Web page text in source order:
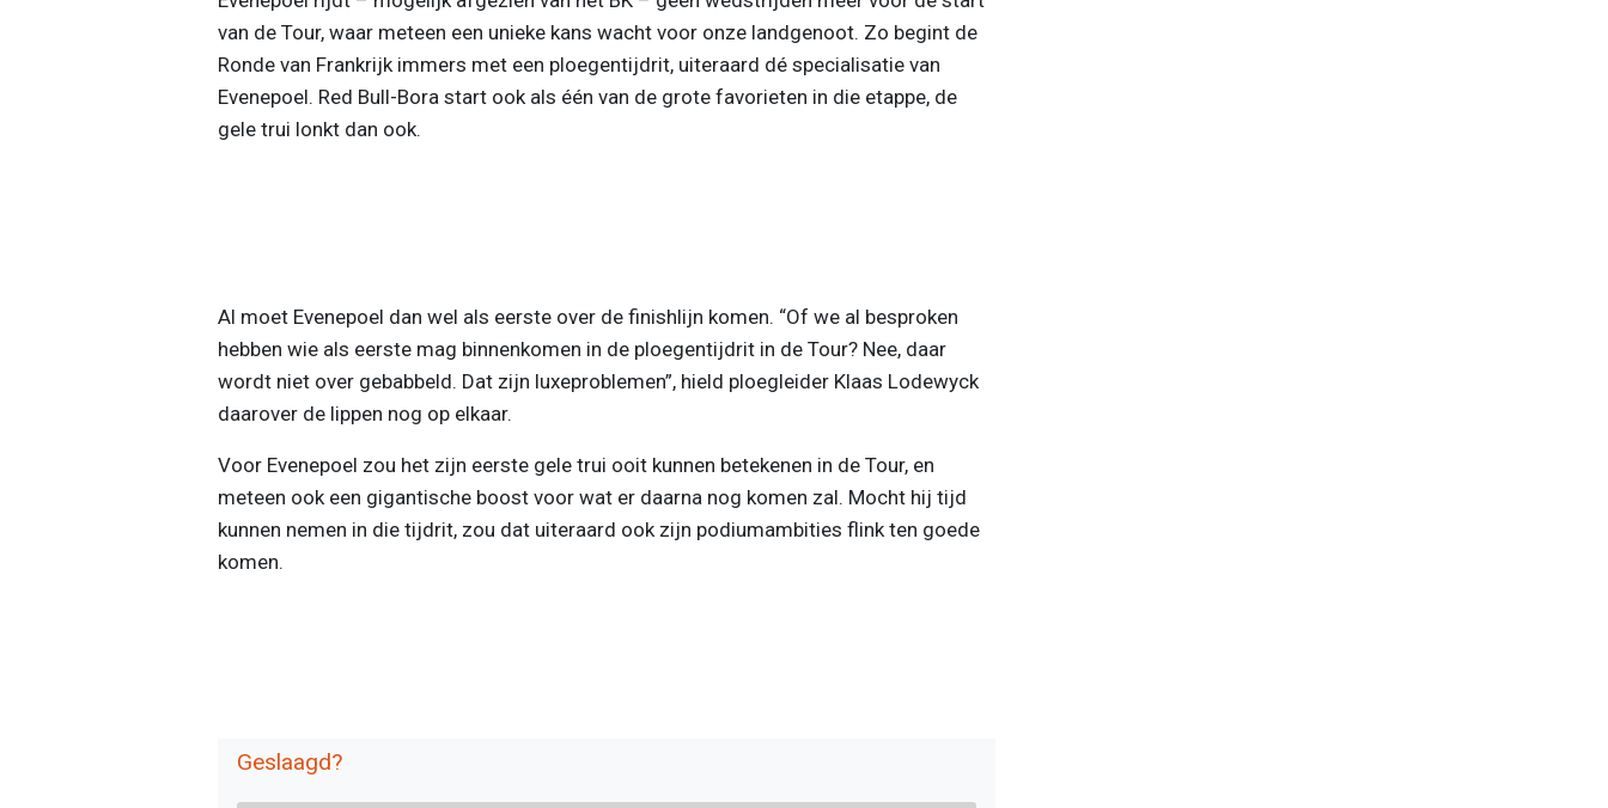
van de Tour, waar meteen een unieke kans wacht voor onze landgenoot. Zo begint de
Ronde van Frankrijk immers met een ploegentijdrit, uiteraard dé specialisatie van
Evenepoel. Red Bull-Bora start ook als één van de grote favorieten in die etappe, de
gele trui lonkt dan ook.
Al moet Evenepoel dan wel als eerste over de finishlijn komen. “Of we al besproken
hebben wie als eerste mag binnenkomen in de ploegentijdrit in de Tour? Nee, daar
wordt niet over gebabbeld. Dat zijn luxeproblemen”, hield ploegleider Klaas Lodewyck
daarover de lippen nog op elkaar.
Voor Evenepoel zou het zijn eerste gele trui ooit kunnen betekenen in de Tour, en
meteen ook een gigantische boost voor wat er daarna nog komen zal. Mocht hij tijd
kunnen nemen in die tijdrit, zou dat uiteraard ook zijn podiumambities flink ten goede
komen.
Geslaagd?